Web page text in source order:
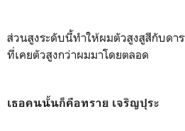
ส่วนสูงระดับนี้ทำให้ผมตัวสูงสูสีกับดา
ที่เคยตัวสูงกว่าผมมาโดยตลอด
เธอคนนั้นก็คือทราย เจริญปุระ